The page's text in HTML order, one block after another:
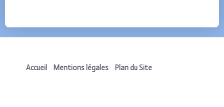
Accueil Mentions légales Plan du Site